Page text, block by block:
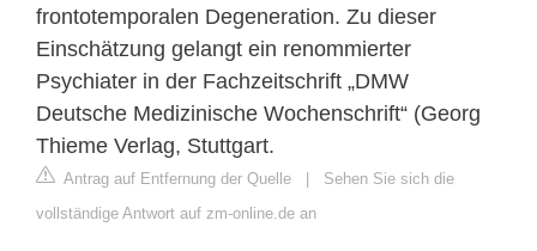
frontotemporalen Degeneration. Zu dieser
Einschätzung gelangt ein renommierter
Psychiater in der Fachzeitschrift „DMW
Deutsche Medizinische Wochenschrift“ (Georg
Thieme Verlag, Stuttgart.
Antrag auf Entfernung der Quelle | Sehen Sie sich die
vollständige Antwort auf zm-online.de an